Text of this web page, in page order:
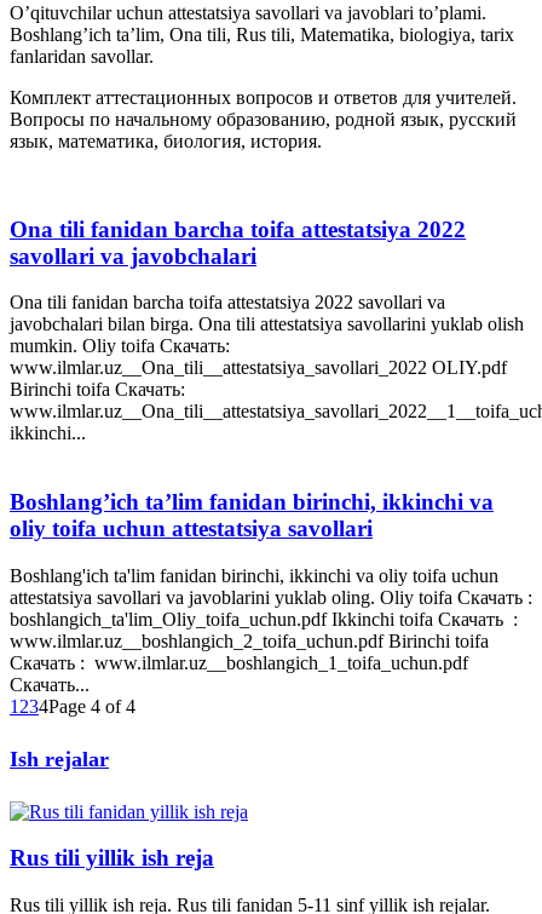
O’qituvchilar uchun attestatsiya savollari va javoblari to’plami.
Boshlang’ich ta’lim, Ona tili, Rus tili, Matematika, biologiya, tarix
fanlaridan savollar.
Комплект аттестационных вопросов и ответов для учителей.
Вопросы по начальному образованию, родной язык, русский
язык, математика, биология, история.
Ona tili fanidan barcha toifa attestatsiya 2022
savollari va javobchalari
Ona tili fanidan barcha toifa attestatsiya 2022 savollari va
javobchalari bilan birga. Ona tili attestatsiya savollarini yuklab olish
mumkin. Oliy toifa Скачать:
www.ilmlar.uz__Ona_tili__attestatsiya_savollari_2022 OLIY.pdf
Birinchi toifa Скачать:
ikkinchi...
Boshlang’ich ta’lim fanidan birinchi, ikkinchi va
oliy toifa uchun attestatsiya savollari
Boshlang'ich ta'lim fanidan birinchi, ikkinchi va oliy toifa uchun
attestatsiya savollari va javoblarini yuklab oling. Oliy toifa Скачать :
boshlangich_ta'lim_Oliy_toifa_uchun.pdf Ikkinchi toifa Скачать :
www.ilmlar.uz__boshlangich_2_toifa_uchun.pdf Birinchi toifa
Скачать : www.ilmlar.uz__boshlangich_1_toifa_uchun.pdf
Скачать...
1 234Page 4 of 4
Ish rejalar
Rus tili yillik ish reja
Rus tili yillik ish reja. Rus tili fanidan 5-11 sinf yillik ish rejalar.